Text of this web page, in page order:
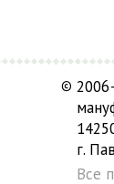
©
г.
Все